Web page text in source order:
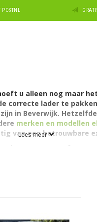
u alleen nog maar
correcte lader te
in Beverwijk.
merken en modellen
van een betrouwbare
Daarnaast heeft
Lees meer